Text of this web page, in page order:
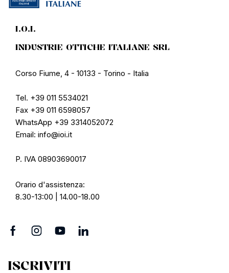
I.O.I.
INDUSTRIE OTTICHE ITALIANE SRL
Corso Fiume, 4 - 10133 - Torino - Italia
Tel. +39 011 5534021
Fax +39 011 6598057
WhatsApp +39 3314052072
Email: info@ioi.it
P. IVA 08903690017
Orario d'assistenza:
8.30-13:00 | 14.00-18.00
ISCRIVITI